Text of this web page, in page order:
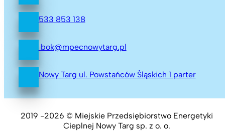
533 853 138
bok@mpecnowytarg.pl
Nowy Targ ul. Powstańców Śląskich 1 parter
2019 -2026 © Miejskie Przedsiębiorstwo Energetyki
Cieplnej Nowy Targ sp. z o. o.